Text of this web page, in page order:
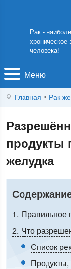
Рак -
хроническое
человека!
Меню
Главная Рак
продукты
желудка
1
Правильное
2 Что
Список
Продукты,